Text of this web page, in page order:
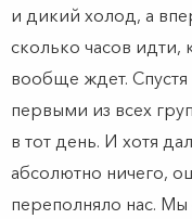
и дикий холод, а
сколько часов идти,
вообще ждет.
первыми из всех
в тот день. И хотя
абсолютно ничего,
переполняло нас.